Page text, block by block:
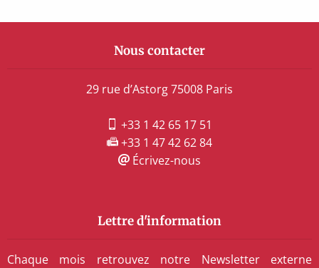
Nous contacter
29 rue d’Astorg 75008 Paris
+33 1 42 65 17 51
+33 1 47 42 62 84
Écrivez-nous
Lettre d'information
Chaque mois retrouvez notre Newsletter externe